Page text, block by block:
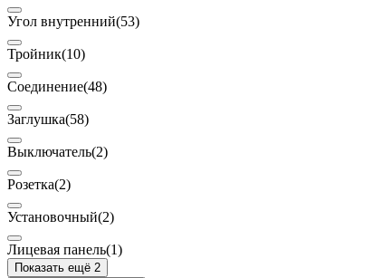
Угол внутренний(53)
Тройник(10)
Соединение(48)
Заглушка(58)
Выключатель(2)
Розетка(2)
Установочный(2)
Лицевая панель(1)
Показать ещё 2